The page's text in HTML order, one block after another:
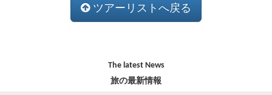
ツアーリストへ戻る
The latest News
旅の最新情報